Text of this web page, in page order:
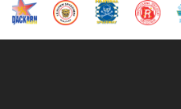
Hoppa till sidfot